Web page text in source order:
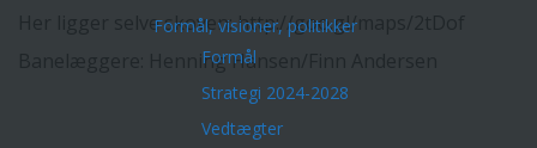
Formål, visioner, politikker
Formål
Strategi 2024-2028
Vedtægter
Her ligger selve skoven: http://goo.gl/maps/2tDof
Banelæggere: Henning Hansen/Finn Andersen